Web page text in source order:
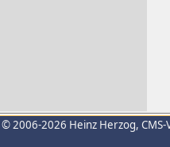
© 2006-2026 Heinz Herzog,